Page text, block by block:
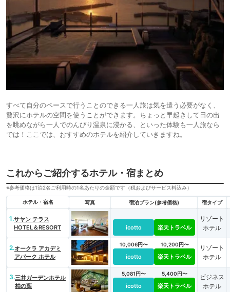
すべて自分のペースで行うことのできる一人旅は気を遣う必要がなく、
贅沢にホテルの空間を使うことができます。ちょっと早起きして日の出
を眺めながら一人でのんびり温泉に浸かる、といった体験も一人旅なら
では！ここでは、おすすめのホテルを紹介していきますね。
これからご紹介するホテル・宿まとめ
※参考価格は1泊2名ご利用時の1名あたりの金額です（税およびサービス料込み）
ホテル・宿名 写真 宿泊プラン(参考価格) 宿タイプ
1.サヤン テラス
HOTEL＆RESORT
icotto 楽天トラベル
リゾート
ホテル
2.オークラ アカデミ
アパーク ホテル
10,006円〜
icotto
10,200円〜
楽天トラベル
リゾート
ホテル
3.三井ガーデンホテル
柏の葉
5,081円〜
icotto
5,400円〜
楽天トラベル
ビジネス
ホテル